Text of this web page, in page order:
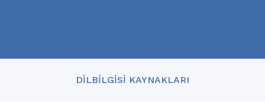
DILBILGISI KAYNAKLARI